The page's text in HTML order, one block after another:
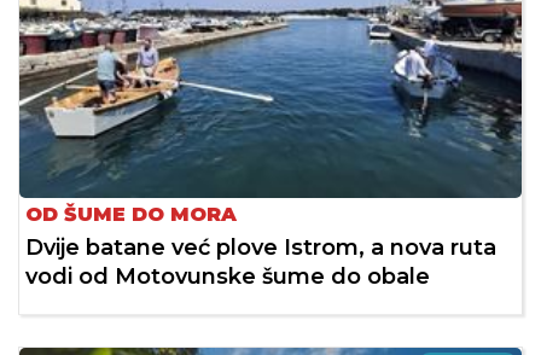
OD ŠUME DO MORA
Dvije batane već plove Istrom, a nova ruta
vodi od Motovunske šume do obale